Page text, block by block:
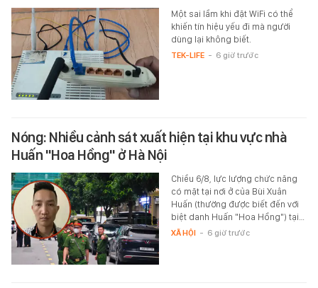
Một sai lầm khi đặt WiFi có thể
khiến tín hiệu yếu đi mà người
dùng lại không biết.
TEK-LIFE - 6 giờ trước
Nóng: Nhiều cảnh sát xuất hiện tại khu vực nhà
Huấn "Hoa Hồng" ở Hà Nội
Chiều 6/8, lực lượng chức năng
có mặt tại nơi ở của Bùi Xuân
Huấn (thường được biết đến với
biệt danh Huấn "Hoa Hồng") tại…
XÃ HỘI - 6 giờ trước